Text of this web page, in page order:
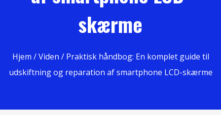
skærme
Hjem /Viden / Praktisk håndbog: En komplet guide til
udskiftning og reparation af smartphone LCD-skærme